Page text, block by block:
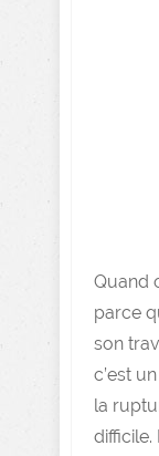
Quand
parce
son
c’est
la
difficile.